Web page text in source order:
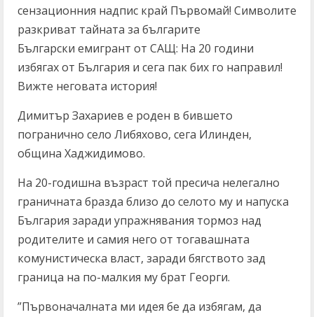
сензационния надпис край Първомай! Символите
разкриват тайната за българите
Български емигрант от САЩ: На 20 години
избягах от България и сега пак бих го направил!
Вижте неговата история!
Димитър Захариев е роден в бившето
погранично село Либяхово, сега Илинден,
община Хаджидимово.
На 20-годишна възраст той пресича нелегално
граничната бразда близо до селото му и напуска
България заради упражнявания тормоз над
родителите и самия него от тогавашната
комунистическа власт, заради бягството зад
граница на по-малкия му брат Георги.
”Първоначалната ми идея бе да избягам, да